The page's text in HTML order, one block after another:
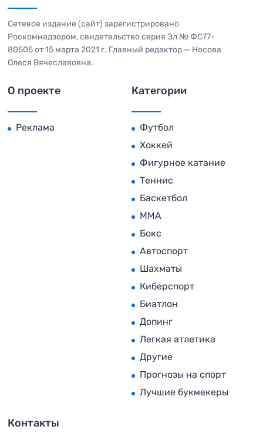
Сетевое издание (сайт) зарегистрировано
Роскомнадзором, свидетельство серия Эл № ФС77-
80505 от 15 марта 2021 г. Главный редактор — Носова
Олеся Вячеславовна.
О проекте
Реклама
Категории
Футбол
Хоккей
Фигурное катание
Теннис
Баскетбол
MMA
Бокс
Автоспорт
Шахматы
Киберспорт
Биатлон
Допинг
Легкая атлетика
Другие
Прогнозы на спорт
Лучшие букмекеры
Контакты